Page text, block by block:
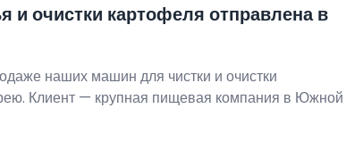
очистки картофеля отправлена ​​в
наших машин для чистки и очистки
Клиент — крупная пищевая компания в Южной